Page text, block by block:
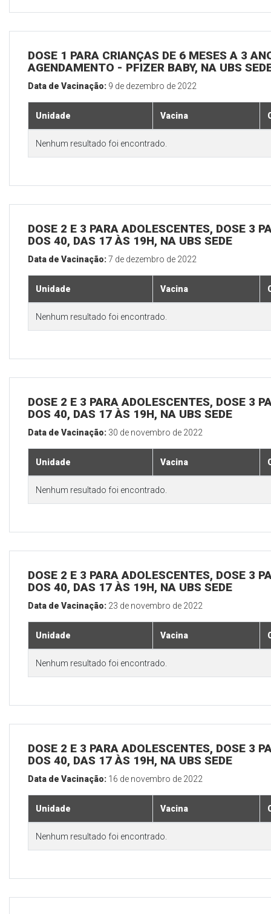
DOSE 1 PARA CRIANÇAS DE 6 MESES A 3
AGENDAMENTO - PFIZER BABY, NA UBS
Data de Vacinação: 9 de dezembro de 2022
Unidade Vacina
Nenhum resultado foi encontrado.
DOSE 2 E 3 PARA ADOLESCENTES, DOSE 3
DOS 40, DAS 17 ÀS 19H, NA UBS SEDE
Data de Vacinação:7 de dezembro de 2022
Unidade Vacina
Nenhum resultado foi encontrado.
DOSE 2 E 3 PARA ADOLESCENTES, DOSE 3
DOS 40, DAS 17 ÀS 19H, NA UBS SEDE
Data de Vacinação: 30 de novembro de 2022
Unidade Vacina
Nenhum resultado foi encontrado.
DOSE 2 E 3 PARA ADOLESCENTES, DOSE 3
DOS 40, DAS 17 ÀS 19H, NA UBS SEDE
Data de Vacinação: 23 de novembro de 2022
Unidade Vacina
Nenhum resultado foi encontrado.
DOSE 2 E 3 PARA ADOLESCENTES, DOSE 3
DOS 40, DAS 17 ÀS 19H, NA UBS SEDE
Data de Vacinação: 16 de novembro de 2022
Unidade Vacina
Nenhum resultado foi encontrado.